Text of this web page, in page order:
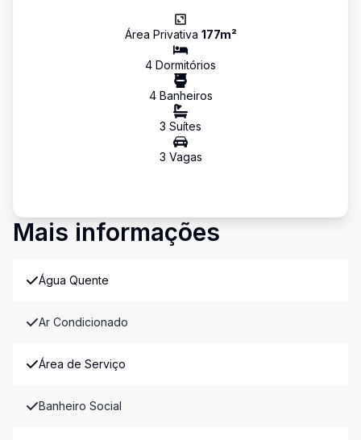
Área Privativa 177m²
4 Dormitórios
4Banheiros
3 Suítes
3 Vagas
Mais informações
Água Quente
Ar Condicionado
Área de Serviço
Banheiro Social